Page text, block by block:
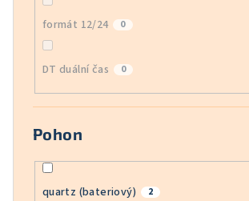
formát 12/24 0
DT duální čas 0
Pohon
quartz (bateriový) 2